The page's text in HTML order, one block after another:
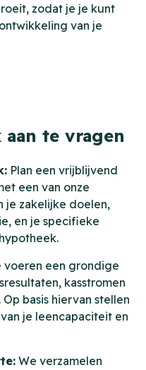
zodat je je kunt
van je
te vragen
Plan een vrijblijvend
een van onze
je zakelijke doelen,
en je specifieke
voeren een grondige
kasstromen
basis hiervan stellen
je leencapaciteit en
We verzamelen